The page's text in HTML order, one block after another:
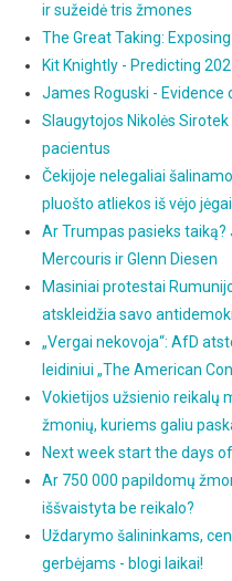
ir sužeidė tris žmones
The Great Taking:
Kit Knightly - Predicting
James Roguski - Evidence
Slaugytojos Nikolės
pacientus
Čekijoje nelegaliai
pluošto atliekos iš vėjo
Ar Trumpas pasieks
Mercouris ir Glenn Diesen
Masiniai protestai
atskleidžia savo
„Vergai nekovoja“: AfD
leidiniui „The American
Vokietijos užsienio reikalų
žmonių, kuriems galiu
Next week start the days
Ar 750 000 papildomų
iššvaistyta be reikalo?
Uždarymo šalininkams,
gerbėjams - blogi laikai!